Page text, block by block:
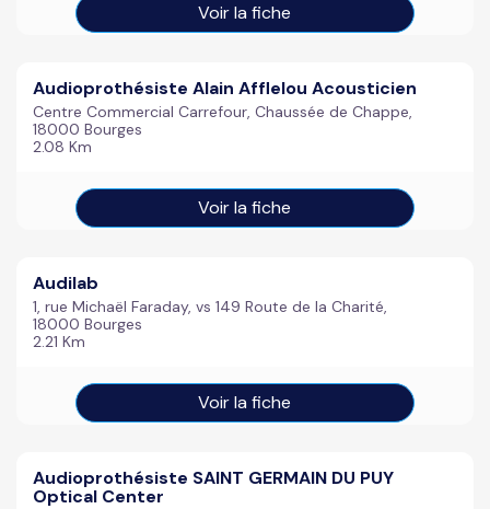
Voir la fiche
Audioprothésiste Alain Afflelou Acousticien
Centre Commercial Carrefour, Chaussée de Chappe,
18000 Bourges
2.08 Km
Voir la fiche
Audilab
1, rue Michaël Faraday, vs 149 Route de la Charité,
18000 Bourges
2.21 Km
Voir la fiche
Audioprothésiste SAINT GERMAIN DU PUY
Optical Center